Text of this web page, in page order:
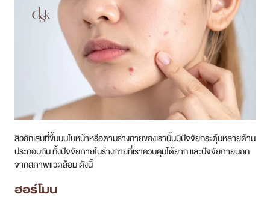
สิวอักเสบที่ขึ้นบนใบหน้าหรือตามร่างกายของเรานั้นมีปัจจัยกระตุ้นหลายด้าน
ประกอบกัน ทั้งปัจจัยภายในร่างกายที่เราควบคุมได้ยาก และปัจจัยภายนอก
จากสภาพแวดล้อม ดังนี้
ฮอร์โมน